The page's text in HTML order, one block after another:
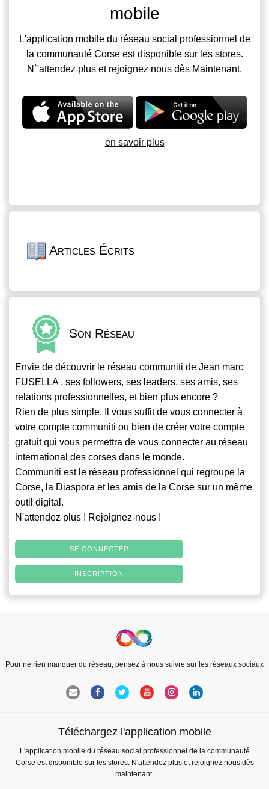
mobile
L'application mobile du réseau social professionnel de
la communauté Corse est disponible sur les stores.
N`'attendez plus et rejoignez nous dès Maintenant.
en savoir plus
Articles Écrits
Son Réseau
Envie de découvrir le réseau communiti de Jean marc
FUSELLA , ses followers, ses leaders, ses amis, ses
relations professionnelles, et bien plus encore ?
Rien de plus simple. Il vous suffit de vous connecter à
votre compte communiti ou bien de créer votre compte
gratuit qui vous permettra de vous connecter au réseau
international des corses dans le monde.
Communiti est le réseau professionnel qui regroupe la
Corse, la Diaspora et les amis de la Corse sur un même
outil digital.
N'attendez plus ! Rejoignez-nous !
SE CONNECTER
INSCRIPTION
Pour ne rien manquer du réseau, pensez à nous suivre sur les réseaux sociaux
Téléchargez l'application mobile
L'application mobile du réseau social professionnel de la communauté
Corse est disponible sur les stores. N'attendez plus et rejoignez nous dès
maintenant.